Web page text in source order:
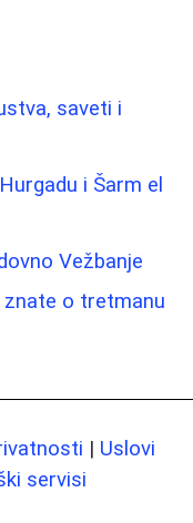
saveti i
i Šarm el
Vežbanje
o tretmanu
| Uslovi
servisi